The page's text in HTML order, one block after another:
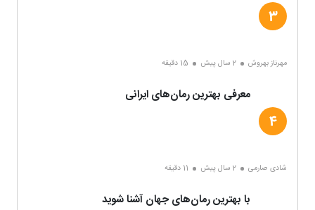
مهرناز بهروش 2 سال پیش 15 دقیقه
معرفی بهترین رمان‌های ایرانی
شادی صارمی 2 سال پیش 11 دقیقه
با بهترین رمان‌های جهان آشنا شوید